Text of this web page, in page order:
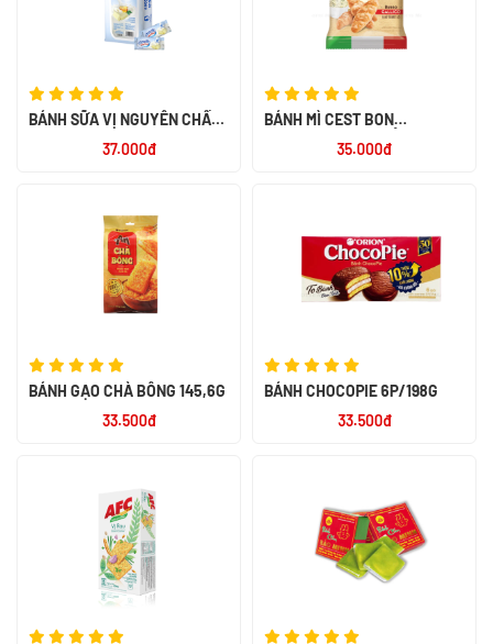
BÁNH SỮA VỊ NGUYÊN CHẤT -
37.000đ
BÁNH MÌ CEST BON
35.000đ
BÁNH GẠO CHÀ BÔNG 145,6G
33.500đ
BÁNH CHOCOPIE 6P/198G
33.500đ